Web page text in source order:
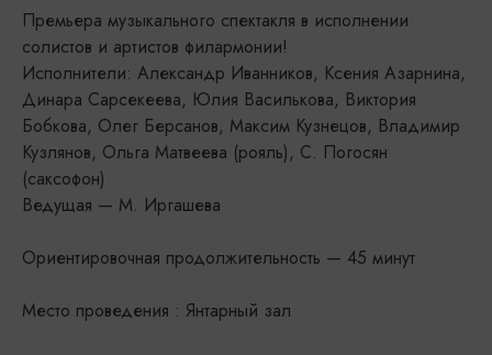
Премьера музыкального спектакля в исполнении
солистов и артистов филармонии!
Исполнители: Александр Иванников, Ксения Азарнина,
Динара Сарсекеева, Юлия Василькова, Виктория
Бобкова, Олег Берсанов, Максим Кузнецов, Владимир
Кузлянов, Ольга Матвеева (рояль), С. Погосян
(саксофон)
Ведущая — М. Иргашева
Ориентировочная продолжительность — 45 минут
Место проведения : Янтарный зал